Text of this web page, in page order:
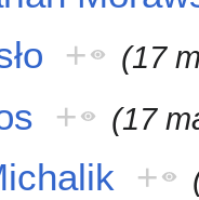
+ (17
+ (17
+